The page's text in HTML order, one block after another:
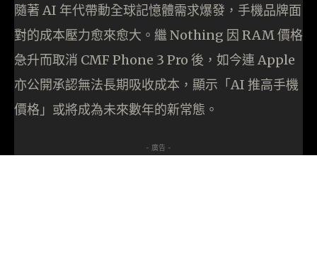
隨著 AI 年代帶動全球記憶體需求爆發，手機品牌面
對的成本壓力愈來愈大。繼 Nothing 因 RAM 價格
急升而取消 CMF Phone 3 Pro 後，如今連 Apple
亦公開承認無法長期吸收成本，顯示「AI 推高手機
價格」或將成為未來數年的新常態。
- 廣告 -